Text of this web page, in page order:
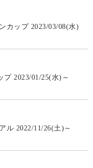
カップ 2023/03/08(水)
2023/01/25(水)～
ル 2022/11/26(土)～